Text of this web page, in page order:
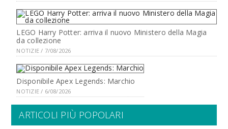
LEGO Harry Potter: arriva il nuovo Ministero della Magia
da collezione
NOTIZIE / 7/08/2026
Disponibile Apex Legends: Marchio
NOTIZIE / 6/08/2026
ARTICOLI PIÙ POPOLARI